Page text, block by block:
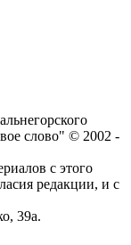
слово" © 2002 -
с этого
редакции, и с
39а.